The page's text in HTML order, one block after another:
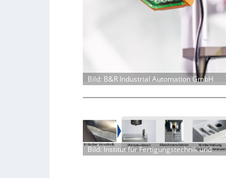
Bild: B&R Industrial Automation GmbH
Bild: Institut für Fertigungstechnik und